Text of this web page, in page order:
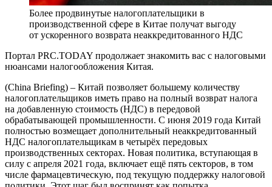
Более продвинутые налогоплательщики в
производственной сфере в Китае получат выгоду
от ускоренного возврата неаккредитованного НДС
Портал PRC.TODAY продолжает знакомить вас с налоговыми
нюансами налогообложения Китая.
(China Briefing) – Китай позволяет большему количеству
налогоплательщиков иметь право на полный возврат налога
на добавленную стоимость (НДС) в передовой
обрабатывающей промышленности. С июня 2019 года Китай
полностью возмещает дополнительный неаккредитованный
НДС налогоплательщикам в четырёх передовых
производственных секторах. Новая политика, вступающая в
силу с апреля 2021 года, включает ещё пять секторов, в том
числе фармацевтическую, под текущую поддержку налоговой